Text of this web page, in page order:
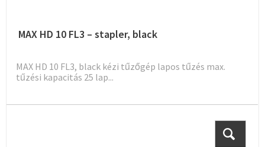
MAX HD 10 FL3 – stapler, black
MAX HD 10 FL3, black kézi tűzőgép lapos tűzés max.
tűzési kapacitás 25 lap...